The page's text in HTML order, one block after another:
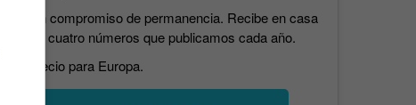
Sin compromiso de permanencia. Recibe en casa
los cuatro números que publicamos cada año.
Precio para Europa.